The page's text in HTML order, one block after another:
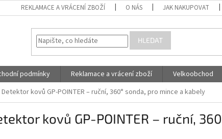
REKLAMACE A VRÁCENÍ ZBOŽÍ O NÁS JAK NAKUPOVAT
HLEDAT
podmínky Reklamace a vrácení zboží
Velkoobchod
Detektor kovů GP-POINTER – ruční, 360° sonda, pro mince a kabely
kovů GP-POINTER – ruční,